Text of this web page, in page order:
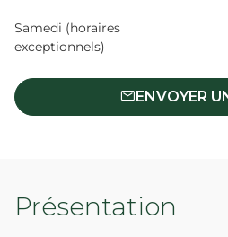
Samedi (horaires
exceptionnels)
ENVOYER
Présentation